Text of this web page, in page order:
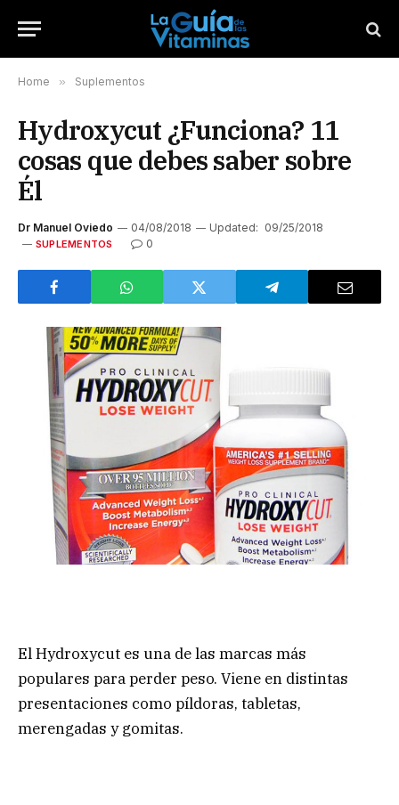
Home » Suplementos
Hydroxycut ¿Funciona? 11
cosas que debes saber sobre
Él
Dr Manuel Oviedo 04/08/2018 Updated: 09/25/2018
SUPLEMENTOS 0
El Hydroxycut es una de las marcas más
populares para perder peso. Viene en distintas
presentaciones como píldoras, tabletas,
merengadas y gomitas.